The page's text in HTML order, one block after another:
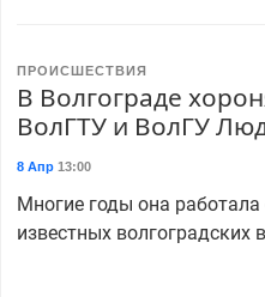
ПРОИСШЕСТВИЯ
В Волгограде
ВолГТУ и ВолГУ
8 Апр13:00
Многие годы она
известных волгоградских